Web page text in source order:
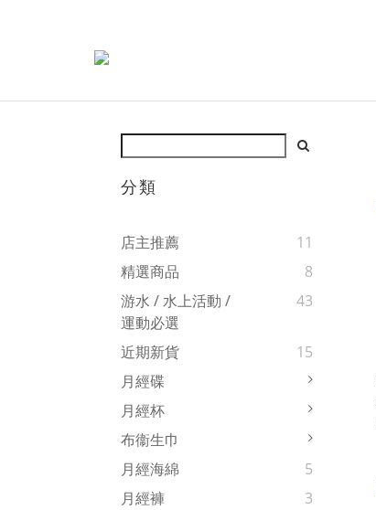
分類
店主推薦
11
精選商品
8
游水 / 水上活動 /
運動必選
43
近期新貨
15
月經碟
月經杯
布衞生巾
月經海綿
5
月經褲
3